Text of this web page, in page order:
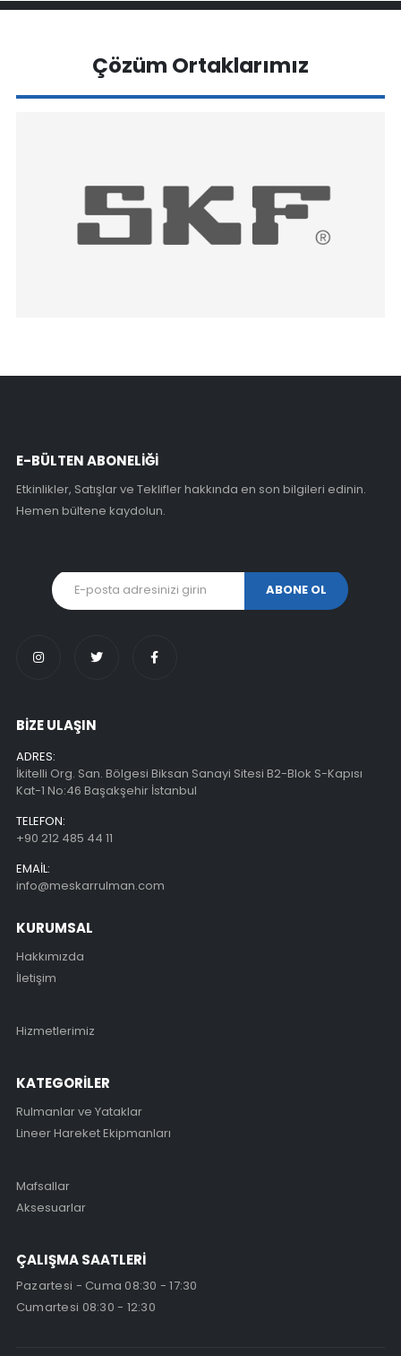
Çözüm Ortaklarımız
E-BÜLTEN ABONELİĞİ
Etkinlikler, Satışlar ve Teklifler hakkında en son bilgileri edinin.
Hemen bültene kaydolun.
BİZE ULAŞIN
ADRES:
İkitelli Org. San. Bölgesi Biksan Sanayi Sitesi B2-Blok S-Kapısı
Kat-1 No:46 Başakşehir İstanbul
TELEFON:
+90 212 485 44 11
EMAIL:
info@meskarrulman.com
KURUMSAL
Hakkımızda
İletişim
Hizmetlerimiz
KATEGORİLER
Rulmanlar ve Yataklar
Lineer Hareket Ekipmanları
Mafsallar
Aksesuarlar
ÇALIŞMA SAATLERİ
Pazartesi - Cuma 08:30 - 17:30
Cumartesi 08:30 - 12:30